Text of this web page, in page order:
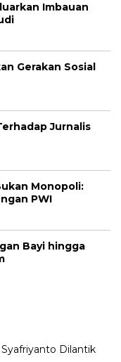
Imbauan
Gerakan Sosial
Jurnalis
Monopoli:
PWI
Bayi hingga